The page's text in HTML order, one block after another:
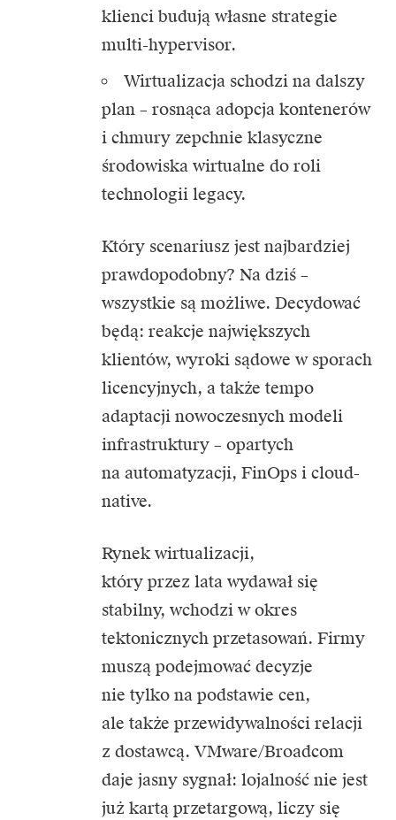
klienci budują własne strategie
multi-hypervisor.
Wirtualizacja schodzi na dalszy
plan – rosnąca adopcja kontenerów
i chmury zepchnie klasyczne
środowiska wirtualne do roli
technologii legacy.
Który scenariusz jest najbardziej
prawdopodobny? Na dziś –
wszystkie są możliwe. Decydować
będą: reakcje największych
klientów, wyroki sądowe w sporach
licencyjnych, a także tempo
adaptacji nowoczesnych modeli
infrastruktury – opartych
na automatyzacji, FinOps i cloud-
native.
Rynek wirtualizacji,
który przez lata wydawał się
stabilny, wchodzi w okres
tektonicznych przetasowań. Firmy
muszą podejmować decyzje
nie tylko na podstawie cen,
ale także przewidywalności relacji
z dostawcą. VMware/Broadcom
daje jasny sygnał: lojalność nie jest
już kartą przetargową, liczy się